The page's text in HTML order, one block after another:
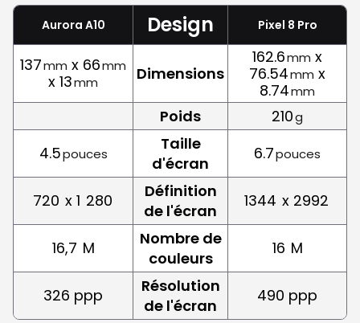
Aurora A10 Design Pixel 8 Pro
137mm x 66mm
x 13mm Dimensions
162.6mm x
76.54mm x
8.74mm
Poids 210g
4.5pouces
Taille
d'écran
6.7pouces
720 x 1 280
Définition
de l'écran
1344 x 2992
16,7 M
Nombre de
couleurs
16 M
326 ppp
Résolution
de l'écran
490 ppp